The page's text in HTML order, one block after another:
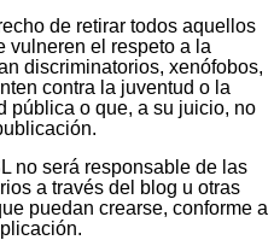
de retirar todos aquellos
vulneren el respeto a la
discriminatorios, xenófobos,
contra la juventud o la
pública o que, a su juicio, no
no será responsable de las
a través del blog u otras
puedan crearse, conforme a